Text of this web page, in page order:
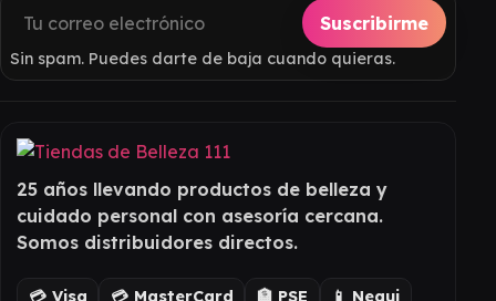
Suscribirme
Sin spam. Puedes darte de baja cuando quieras.
25 años llevando productos de belleza y
cuidado personal con asesoría cercana.
Somos distribuidores directos.
💳 Visa 💳 MasterCard 🏦 PSE
📱 Nequi